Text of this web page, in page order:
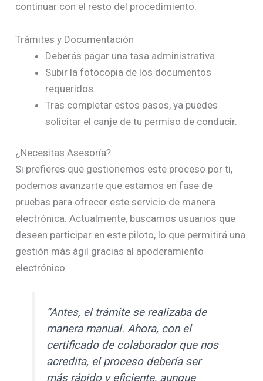
continuar con el resto del procedimiento.
Trámites y Documentación
Deberás pagar una tasa administrativa.
Subir la fotocopia de los documentos
requeridos.
Tras completar estos pasos, ya puedes
solicitar el canje de tu permiso de conducir.
¿Necesitas Asesoría?
Si prefieres que gestionemos este proceso por ti,
podemos avanzarte que estamos en fase de
pruebas para ofrecer este servicio de manera
electrónica. Actualmente, buscamos usuarios que
deseen participar en este piloto, lo que permitirá una
gestión más ágil gracias al apoderamiento
electrónico.
“Antes, el trámite se realizaba de
manera manual. Ahora, con el
certificado de colaborador que nos
acredita, el proceso debería ser
más rápido y eficiente, aunque